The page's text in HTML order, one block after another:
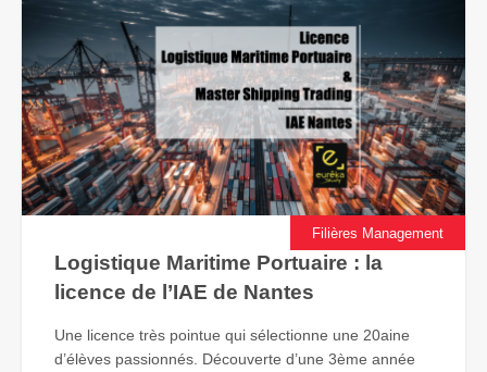
Filières Management
Logistique Maritime Portuaire : la
licence de l’IAE de Nantes
Une licence très pointue qui sélectionne une 20aine
d’élèves passionnés. Découverte d’une 3ème année